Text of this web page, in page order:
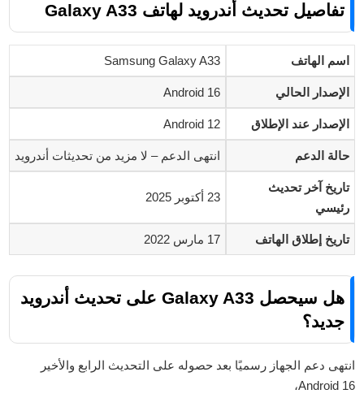
تفاصيل تحديث أندرويد لهاتف Galaxy A33
اسم الهاتف Samsung Galaxy A33
الإصدار الحالي Android 16
الإصدار عند الإطلاق Android 12
حالة الدعم انتهى الدعم – لا مزيد من تحديثات أندرويد
تاريخ آخر تحديث
رئيسي
23 أكتوبر 2025
تاريخ إطلاق الهاتف 17 مارس 2022
هل سيحصل Galaxy A33 على تحديث أندرويد
جديد؟
انتهى دعم الجهاز رسميًا بعد حصوله على التحديث الرابع والأخير
Android 16،